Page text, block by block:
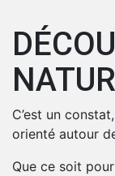
C’est un
orienté autour
Que ce soit